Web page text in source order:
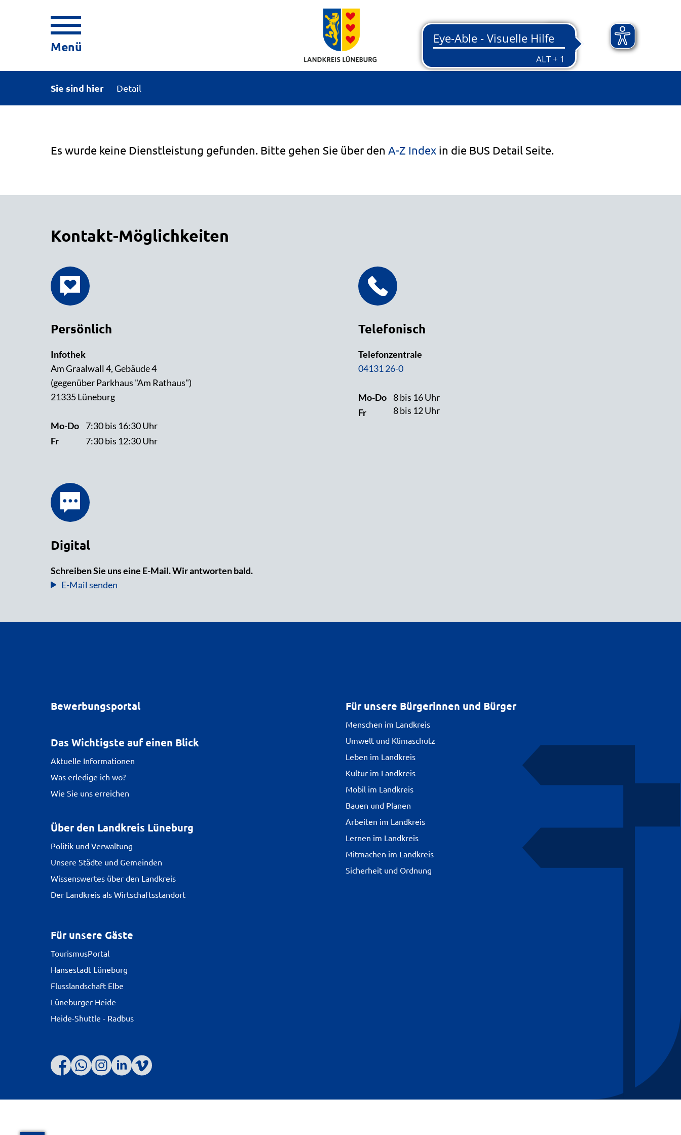
Menü
Sie sind hier Detail
Es wurde keine Dienstleistung gefunden. Bitte gehen Sie über den A-Z Index in die BUS Detail Seite.
Kontakt-Möglichkeiten
Persönlich
Infothek
Am Graalwall 4, Gebäude 4
(gegenüber Parkhaus "Am Rathaus")
21335 Lüneburg
Mo-Do
Fr
7:30 bis 16:30 Uhr
7:30 bis 12:30 Uhr
Telefonisch
Telefonzentrale
04131 26-0
Mo-Do
Fr
8 bis 16 Uhr
8 bis 12 Uhr
Digital
Schreiben Sie uns eine E-Mail. Wir antworten bald.
E-Mail senden
Bewerbungsportal
Das Wichtigste auf einen Blick
Aktuelle Informationen
Was erledige ich wo?
Wie Sie uns erreichen
Über den Landkreis Lüneburg
Politik und Verwaltung
Unsere Städte und Gemeinden
Wissenswertes über den Landkreis
Der Landkreis als Wirtschaftsstandort
Für unsere Bürgerinnen und Bürger
Menschen im Landkreis
Umwelt und Klimaschutz
Leben im Landkreis
Kultur im Landkreis
Mobil im Landkreis
Bauen und Planen
Arbeiten im Landkreis
Lernen im Landkreis
Mitmachen im Landkreis
Sicherheit und Ordnung
Für unsere Gäste
TourismusPortal
Hansestadt Lüneburg
Flusslandschaft Elbe
Lüneburger Heide
Heide-Shuttle - Radbus